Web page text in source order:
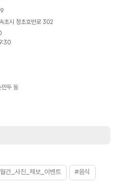
초시 청초호반로 302
만두 등
간_사진_제보_이벤트 #음식